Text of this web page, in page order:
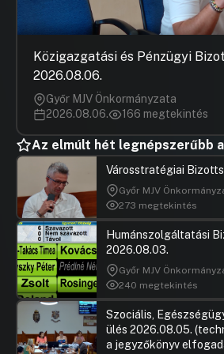
együttes értékesítése (Budapest XIV.
Egressy út 106. (Angol utca 28.)
UGRÁS A NAPIREND ELEJÉRE
45./ Önkormányzat tulajdonát képező
ingatlanok együttes értékesítése
(31151 hrsz.), Telepes utca 84. (31152
hrsz.), Telepes utca 86. (31153 hrsz.))
Hozzászólások Ugrás a
46./ Önkormányzat tulajdonát képező
értékesítése (Budapest XIV. kerület,
55-59. (31772 hrsz.))
UGRÁS A NAPIREND ELEJÉRE
47./ 2019. évi belső ellenőrzési terv
jóváhagyása
HozzászólásokUgrás a
48./ Budapest Főváros XIV. Kerület
Önkormányzata 2019. I. ülésszak
Közigazgatási és Pénzügyi
2026.08.06.
Győr MJV Önkormányzata
2026.08.06.
166 megtekintés
Az elmúlt hét legnépszerűbb
Városstratégiai
Győr MJV
273 megtekintés
Humánszolgáltatási
2026.08.03.
Győr MJV
240 megtekintés
Szociális,
ülés 2026.08.05.
a jegyzőkönyv